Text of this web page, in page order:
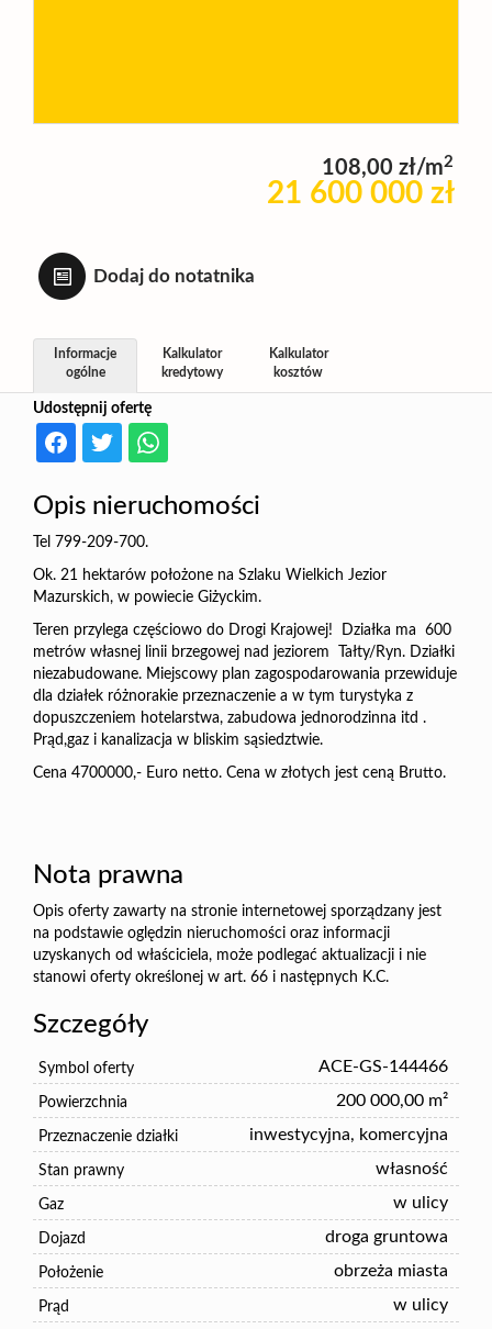
108,00 zł/m2
21 600 000 zł
Dodaj do notatnika
Udostępnij ofertę
Informacje
ogólne
Kalkulator
kredytowy
Kalkulator
kosztów
Opis nieruchomości
Tel 799-209-700.
Ok. 21 hektarów położone na Szlaku Wielkich Jezior
Mazurskich, w powiecie Giżyckim.
Teren przylega częściowo do Drogi Krajowej! Działka ma 600
metrów własnej linii brzegowej nad jeziorem Tałty/Ryn. Działki
niezabudowane. Miejscowy plan zagospodarowania przewiduje
dla działek różnorakie przeznaczenie a w tym turystyka z
dopuszczeniem hotelarstwa, zabudowa jednorodzinna itd .
Prąd,gaz i kanalizacja w bliskim sąsiedztwie.
Cena 4700000,- Euro netto. Cena w złotych jest ceną Brutto.
Nota prawna
Opis oferty zawarty na stronie internetowej sporządzany jest
na podstawie oględzin nieruchomości oraz informacji
uzyskanych od właściciela, może podlegać aktualizacji i nie
stanowi oferty określonej w art. 66 i następnych K.C.
Szczegóły
Symbol oferty ACE-GS-144466
Powierzchnia 200 000,00 m²
Przeznaczenie działki inwestycyjna, komercyjna
Stan prawny własność
Gaz w ulicy
Dojazd droga gruntowa
Położenie obrzeża miasta
Prąd w ulicy